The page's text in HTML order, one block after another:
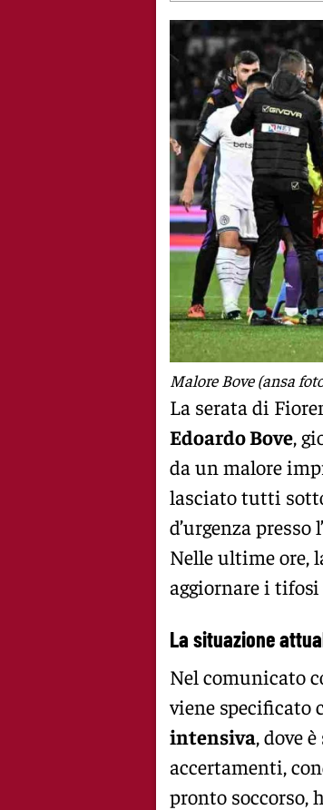
Malore Bove (ansa
La serata di
Edoardo Bove,
da un malore
lasciato tutti
d’urgenza presso l’
Nelle ultime ore,
aggiornare i
La situazione
Nel comunicato
viene specificato
intensiva, dove
accertamenti,
pronto soccorso,